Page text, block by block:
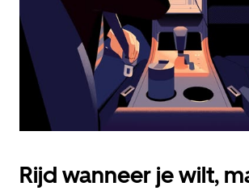
agenda
te
sluiten.
Rijd wanneer je wilt,